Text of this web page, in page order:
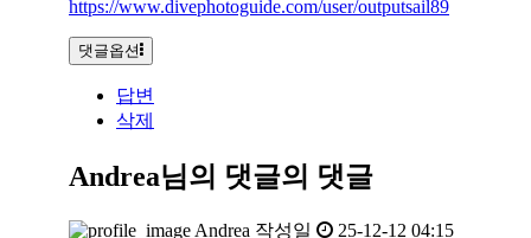
https://www.divephotoguide.com/user/outputsail89
댓글옵션
답변
삭제
Andrea님의 댓글의 댓글
Andrea 작성일 25-12-12 04:15